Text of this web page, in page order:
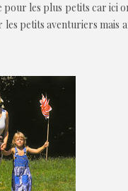
les plus petits car ici
petits aventuriers